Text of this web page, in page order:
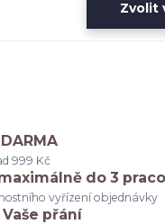
Zvolit
999 Kč
do 3
vyřízení objednávky
Vaše přání